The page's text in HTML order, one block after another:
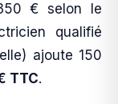
€ selon le
qualifié
ajoute 150
TTC.